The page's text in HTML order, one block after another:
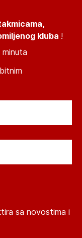
kluba !
sa novostima i